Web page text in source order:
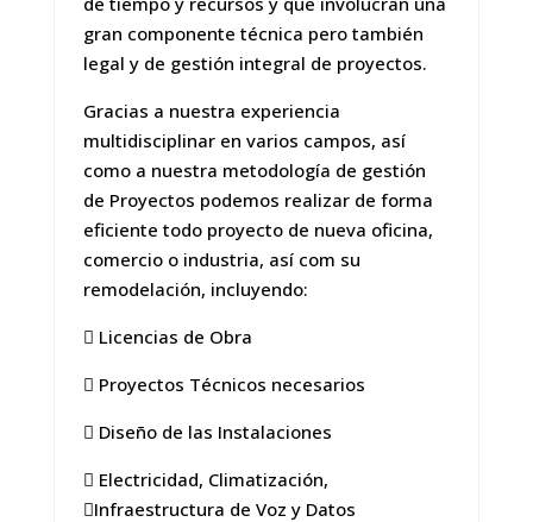
gran componente técnica pero también
legal y de gestión integral de proyectos.
Gracias a nuestra experiencia
multidisciplinar en varios campos, así
como a nuestra metodología de gestión
de Proyectos podemos realizar de forma
eficiente todo proyecto de nueva oficina,
comercio o industria, así com su
remodelación, incluyendo:
 Licencias de Obra
 Proyectos Técnicos necesarios
 Diseño de las Instalaciones
 Electricidad, Climatización,
Infraestructura de Voz y Datos